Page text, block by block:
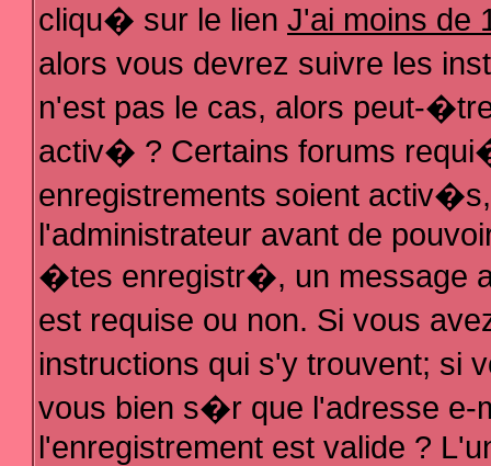
cliqu� sur le lien J'ai moins de
alors vous devrez suivre les
n'est pas le cas, alors peut-
activ� ? Certains forums
enregistrements soient
l'administrateur avant de
�tes enregistr�, un message
est requise ou non. Si vous
instructions qui s'y trouvent;
vous bien s�r que l'adresse e-
l'enregistrement est valide ?